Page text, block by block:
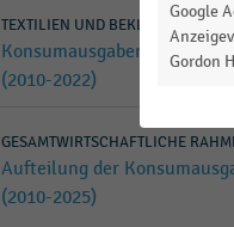
TEXTILIEN UND BEKLEIDUNG |
Konsumausgaben der
(2010-2022)
GESAMTWIRTSCHAFTLICHE
Aufteilung der
(2010-2025)
Google
Gordon